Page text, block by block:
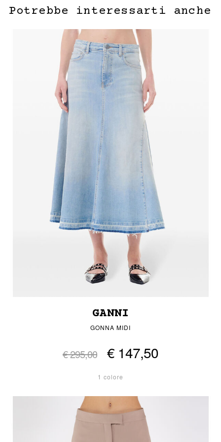
Potrebbe interessarti anche
GANNI
GONNA MIDI
€ 295,00 € 147,50
1 colore